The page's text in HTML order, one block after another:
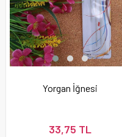
Yorgan İğnesi
33,75 TL